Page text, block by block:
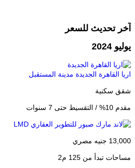
تحديث للسعر
القاهرة الجديدةمدينة المستقبل
سكنية
7 سنوات
مصري
تبدأ من 125 م2